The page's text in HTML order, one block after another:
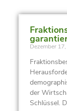
Dezember
der
Schlüssel.